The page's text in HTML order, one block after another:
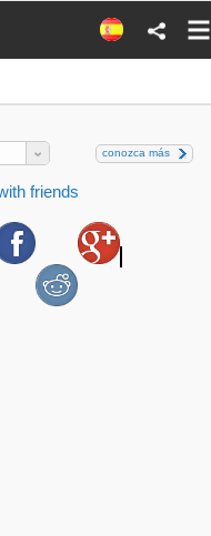
conozca más
friends